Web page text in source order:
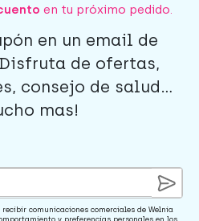
en tu próximo pedido.
en un email de
de ofertas,
consejo de salud...
mas!
comunicaciones comerciales de Welnia
y preferencias personales en los